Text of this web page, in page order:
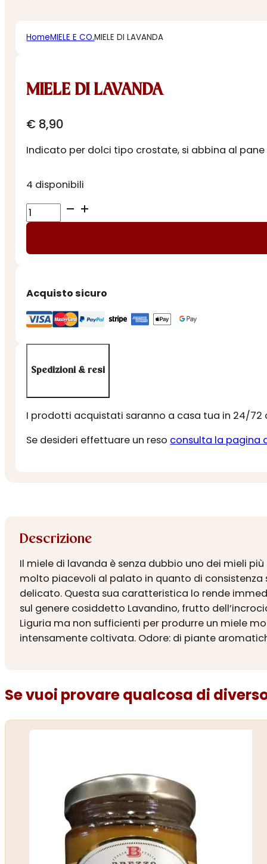
HomeMIELE E CO.MIELE DI LAVANDA
MIELE DI LAVANDA
€ 8,90
Indicato per dolci tipo crostate, si abbina al
4 disponibili
MIELE
DI
quantità
Acquisto sicuro
Spedizioni & resi
I prodotti acquistati saranno a casa tua in 24/72
Se desideri effettuare un reso consulta la pagina
Descrizione
Il miele di lavanda è senza dubbio uno dei mieli
molto piacevoli al palato in quanto di
delicato. Questa sua caratteristica lo rende
sul genere cosiddetto Lavandino, frutto
Liguria ma non sufficienti per produrre un miele
intensamente coltivata. Odore: di piante
Se vuoi provare qualcosa di